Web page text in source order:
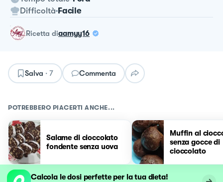
Difficoltà Facile
ricetta diaamyy16
Salva · 7 Commenta
POTREBBERO PIACERTI ANCHE...
Salame di cioccolato
fondente senza uova
Muffin al
senza gocce di
cioccolato
Calcola le dosi perfette per la tua dieta!